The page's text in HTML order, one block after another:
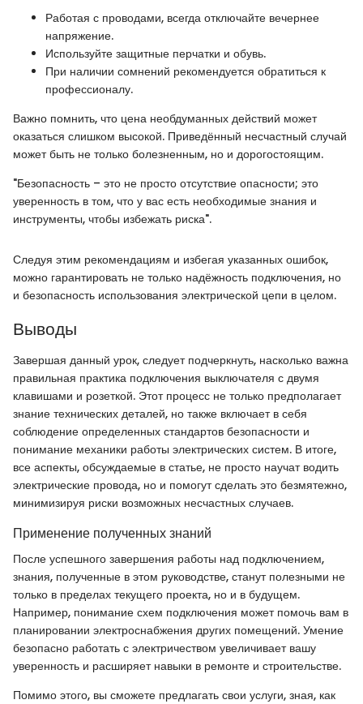
Работая с проводами, всегда отключайте вечернее
напряжение.
Используйте защитные перчатки и обувь.
При наличии сомнений рекомендуется обратиться к
профессионалу.
Важно помнить, что цена необдуманных действий может
оказаться слишком высокой. Приведённый несчастный случай
может быть не только болезненным, но и дорогостоящим.
"Безопасность – это не просто отсутствие опасности; это
уверенность в том, что у вас есть необходимые знания и
инструменты, чтобы избежать риска".
Следуя этим рекомендациям и избегая указанных ошибок,
можно гарантировать не только надёжность подключения, но
и безопасность использования электрической цепи в целом.
Выводы
Завершая данный урок, следует подчеркнуть, насколько важна
правильная практика подключения выключателя с двумя
клавишами и розеткой. Этот процесс не только предполагает
знание технических деталей, но также включает в себя
соблюдение определенных стандартов безопасности и
понимание механики работы электрических систем. В итоге,
все аспекты, обсуждаемые в статье, не просто научат водить
электрические провода, но и помогут сделать это безмятежно,
минимизируя риски возможных несчастных случаев.
Применение полученных знаний
После успешного завершения работы над подключением,
знания, полученные в этом руководстве, станут полезными не
только в пределах текущего проекта, но и в будущем.
Например, понимание схем подключения может помочь вам в
планировании электроснабжения других помещений. Умение
безопасно работать с электричеством увеличивает вашу
уверенность и расширяет навыки в ремонте и строительстве.
Помимо этого, вы сможете предлагать свои услуги, зная, как